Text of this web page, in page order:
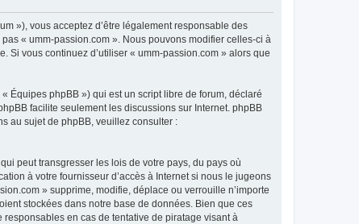
»), vous acceptez d’être légalement responsable des
« umm-passion.com ». Nous pouvons modifier celles-ci à
Si vous continuez d’utiliser « umm-passion.com » alors que
Équipes phpBB ») qui est un script libre de forum, déclaré
facilite seulement les discussions sur Internet. phpBB
au sujet de phpBB, veuillez consulter :
peut transgresser les lois de votre pays, du pays où
à votre fournisseur d’accès à Internet si nous le jugeons
» supprime, modifie, déplace ou verrouille n’importe
stockées dans notre base de données. Bien que ces
en cas de tentative de piratage visant à